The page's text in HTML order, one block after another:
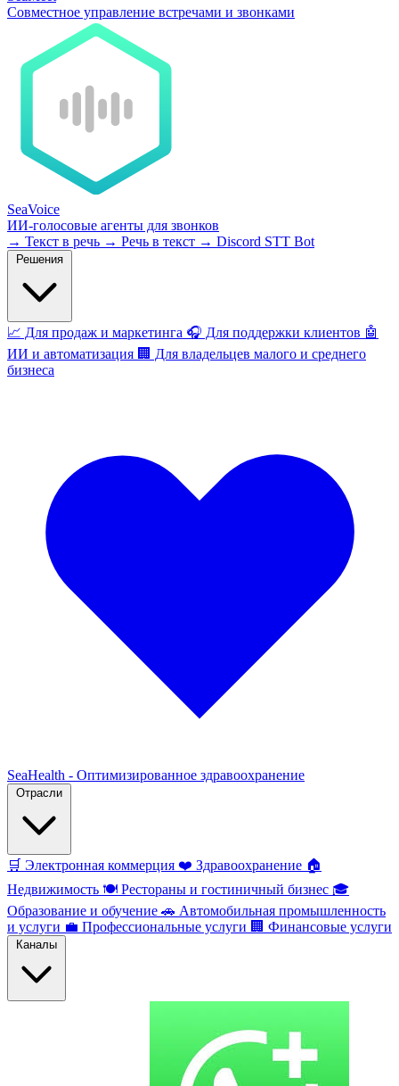
Совместное управление встречами и звонками
SeaVoice
ИИ-голосовые агенты для звонков
→ Текст в речь → Речь в текст → Discord STT Bot
📈 Для продаж и маркетинга 🎧 Для поддержки клиентов 🤖
ИИ и автоматизация 🏢 Для владельцев малого и среднего
бизнеса
SeaHealth - Оптимизированное здравоохранение
🛒 Электронная коммерция ❤️ Здравоохранение 🏠
Недвижимость 🍽️ Рестораны и гостиничный бизнес 🎓
Образование и обучение 🚗 Автомобильная промышленность
и услуги 💼 Профессиональные услуги 🏢 Финансовые услуги